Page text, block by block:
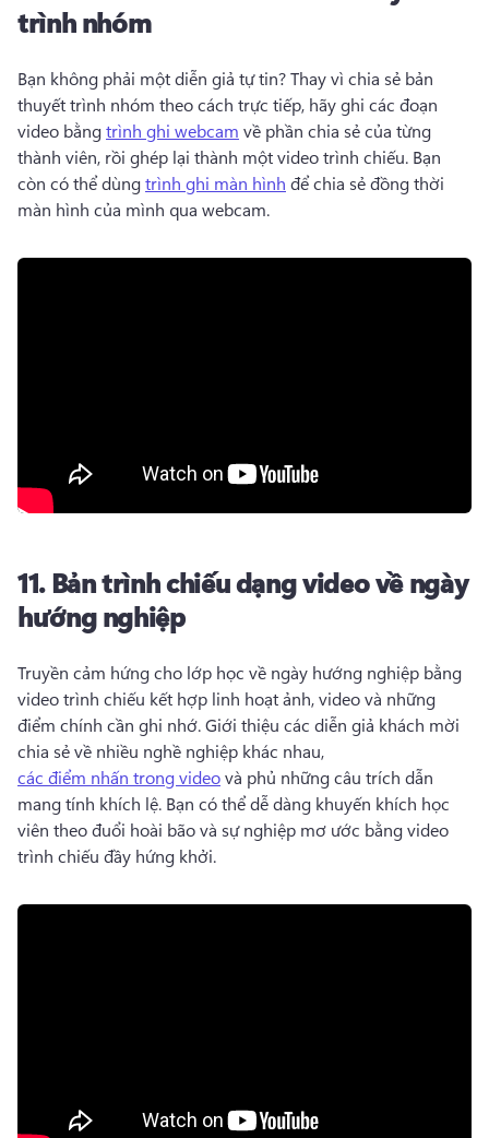
trình nhóm
Bạn không phải một diễn giả tự tin? Thay vì chia sẻ bản
thuyết trình nhóm theo cách trực tiếp, hãy ghi các đoạn
video bằng trình ghi webcam về phần chia sẻ của từng
thành viên, rồi ghép lại thành một video trình chiếu. Bạn
còn có thể dùng trình ghi màn hình để chia sẻ đồng thời
màn hình của mình qua webcam.
11.Bản trình chiếu dạng video về ngày
hướng nghiệp
Truyền cảm hứng cho lớp học về ngày hướng nghiệp bằng
video trình chiếu kết hợp linh hoạt ảnh, video và những
điểm chính cần ghi nhớ. Giới thiệu các diễn giả khách mời
chia sẻ về nhiều nghề nghiệp khác nhau,
các điểm nhấn trong video và phủ những câu trích dẫn
mang tính khích lệ. Bạn có thể dễ dàng khuyến khích học
viên theo đuổi hoài bão và sự nghiệp mơ ước bằng video
trình chiếu đầy hứng khởi.